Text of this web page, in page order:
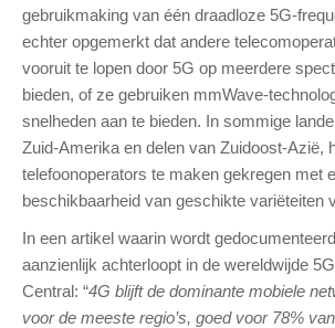
gebruikmaking van één draadloze 5G-
echter opgemerkt dat andere
vooruit te lopen door 5G op meerdere
bieden, of ze gebruiken mmWave-
snelheden aan te bieden. In sommige
Zuid-Amerika en delen van Zuidoost-Azië,
telefoonoperators te maken gekregen met
beschikbaarheid van geschikte variëteiten
In een artikel waarin wordt
aanzienlijk achterloopt in de wereldwijde
Central: “4G blijft de dominante mobiele
voor de meeste regio’s, goed voor 78%